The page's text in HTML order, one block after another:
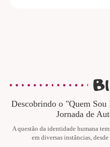
Descobrindo o "Quem
Jornada de
A questão da identidade humana
em diversas instâncias,